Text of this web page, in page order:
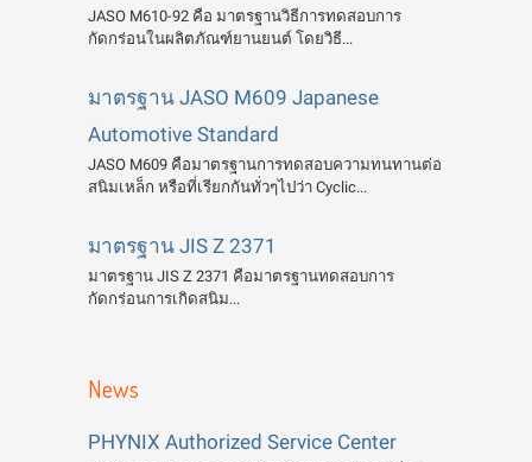
JASO M610-92 คือ มาตรฐานวิธีการทดสอบการ
กัดกร่อนในผลิตภัณฑ์ยานยนต์ โดยวิธี...
มาตรฐาน JASO M609 Japanese
Automotive Standard
JASO M609 คือมาตรฐานการทดสอบความทนทานต่อ
สนิมเหล็ก หรือที่เรียกกันทั่วๆไปว่า Cyclic...
มาตรฐาน JIS Z 2371
มาตรฐาน JIS Z 2371 คือมาตรฐานทดสอบการ
กัดกร่อนการเกิดสนิม...
News
PHYNIX Authorized Service Center